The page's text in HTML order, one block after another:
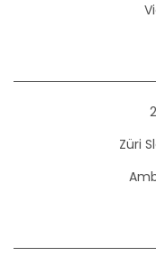
Züri